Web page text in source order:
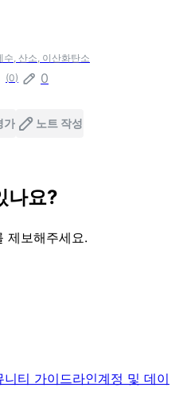
수, 산소, 이산화탄소
(0) 0
가 노트 작성
나요?
제보해주세요.
니티 가이드라인계정 및 데이